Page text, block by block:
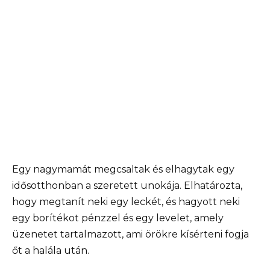
Egy nagymamát megcsaltak és elhagytak egy
idősotthonban a szeretett unokája. Elhatározta,
hogy megtanít neki egy leckét, és hagyott neki
egy borítékot pénzzel és egy levelet, amely
üzenetet tartalmazott, ami örökre kísérteni fogja
őt a halála után.